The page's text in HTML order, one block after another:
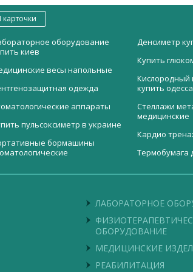
оборудование
киев
весы напольные
одежда
аппараты
пульсоксиметр в украине
бормашины
медицинский
Денсиметр
Купить
Кислородный
купить одесса
Стеллажи
медицинские
Кардио
Термобумага
Лоток для мед
прямые по Stevens
Sprague
ультразвуковой UDS-N2
переменного
ТСО-320
Стол
М-3
Аппарат
Медицинский
ЛАБОРАТОРНОЕ
ОБОРУДОВАНИЕ
МЕДИЦИНСКИЕ
РЕАБИЛИТАЦИЯ